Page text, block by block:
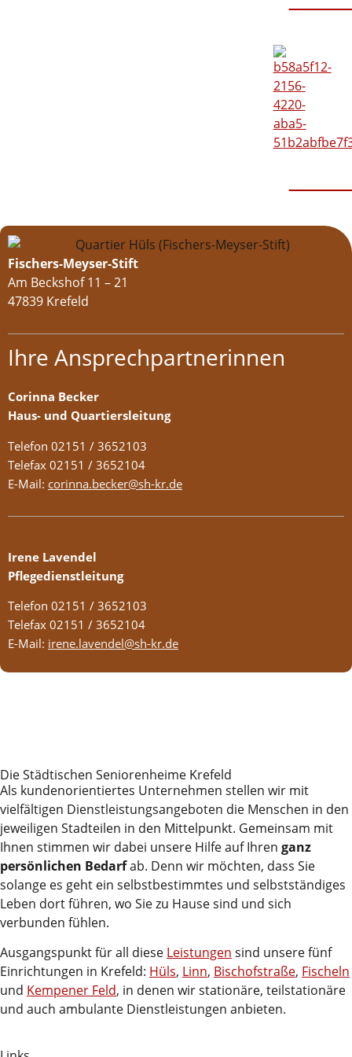
Fischers-Meyser-Stift
Am Beckshof 11 – 21
47839 Krefeld
Ihre Ansprechpartnerinnen
Corinna Becker
Haus- und Quartiersleitung
Telefon 02151 / 3652103
Telefax 02151 / 3652104
E-Mail: corinna.becker@sh-kr.de
Irene Lavendel
Pflegedienstleitung
Telefon 02151 / 3652103
Telefax 02151 / 3652104
E-Mail: irene.lavendel@sh-kr.de
Die Städtischen Seniorenheime Krefeld
Als kundenorientiertes Unternehmen stellen wir mit
vielfältigen Dienstleistungsangeboten die Menschen in den
jeweiligen Stadteilen in den Mittelpunkt. Gemeinsam mit
Ihnen stimmen wir dabei unsere Hilfe auf Ihren ganz
persönlichen Bedarfab. Denn wir möchten, dass Sie
solange es geht ein selbstbestimmtes und selbstständiges
Leben dort führen, wo Sie zu Hause sind und sich
verbunden fühlen.
Ausgangspunkt für all diese Leistungen sind unsere fünf
Einrichtungen in Krefeld: Hüls, Linn, Bischofstraße, Fischeln
und Kempener Feld, in denen wir stationäre, teilstationäre
und auch ambulante Dienstleistungen anbieten.